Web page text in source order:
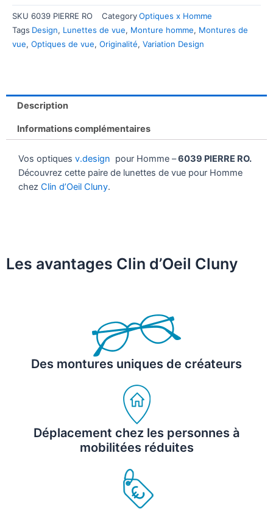
SKU 6039 PIERRE RO CategoryOptiques x Homme
Tags Design, Lunettes de vue, Monture homme, Montures de
vue, Optiques de vue, Originalité, Variation Design
Description
Informations complémentaires
Vos optiques v.design pour Homme –6039 PIERRE RO.
Découvrez cette paire de lunettes de vue pour Homme
chez Clin d’Oeil Cluny.
Les avantages Clin d’Oeil Cluny
Des montures uniques de créateurs
Déplacement chez les personnes à
mobilitées réduites